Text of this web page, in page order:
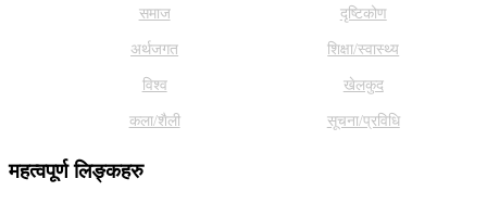
समाज दृष्टिकोण
अर्थजगत शिक्षा/स्वास्थ्य
विश्व खेलकुद
कला/शैली सूचना/प्रविधि
महत्वपूर्ण लिङ्कहरु